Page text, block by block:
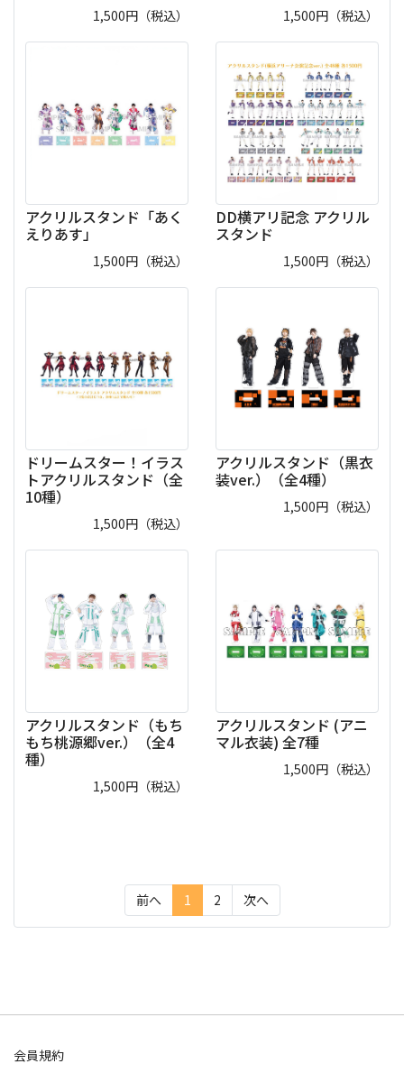
1,500円（税込） 1,500円（税込）
アクリルスタンド「あく
えりあす」
1,500円（税込）
DD横アリ記念 アクリル
スタンド
1,500円（税込）
ドリームスター！イラス
トアクリルスタンド（全
10種）
1,500円（税込）
アクリルスタンド（黒衣
装ver.）（全4種）
1,500円（税込）
アクリルスタンド（もち
もち桃源郷ver.）（全4
種）
1,500円（税込）
アクリルスタンド (アニ
マル衣装) 全7種
1,500円（税込）
前へ 1 (current)
2 次へ
会員規約